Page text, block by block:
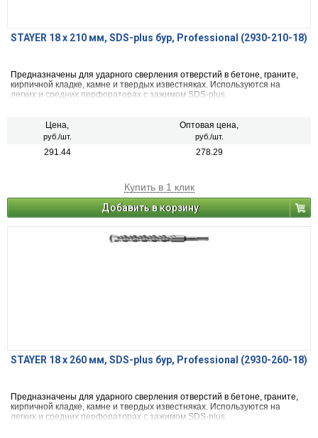
STAYER 18 x 210 мм, SDS-plus бур, Professional (2930-210-18)
Предназначены для ударного сверления отверстий в бетоне, граните,
кирпичной кладке, камне и твердых известняках. Используются на
легких и средних перфораторах с зажимом SDS-plus
Цена,
руб./шт.
Оптовая цена,
руб./шт.
291.44 278.29
Купить в 1 клик
Добавить в корзину
STAYER 18 x 260 мм, SDS-plus бур, Professional (2930-260-18)
Предназначены для ударного сверления отверстий в бетоне, граните,
кирпичной кладке, камне и твердых известняках. Используются на
легких и средних перфораторах с зажимом SDS-plus.